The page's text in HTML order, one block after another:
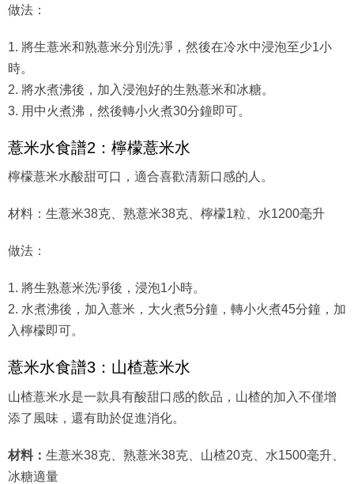
做法：
1. 將生薏米和熟薏米分別洗凈，然後在冷水中浸泡至少1小
時。
2. 將水煮沸後，加入浸泡好的生熟薏米和冰糖。
3. 用中火煮沸，然後轉小火煮30分鐘即可。
薏米水食譜2：檸檬薏米水
檸檬薏米水酸甜可口，適合喜歡清新口感的人。
材料：生薏米38克、熟薏米38克、檸檬1粒、水1200毫升
做法：
1. 將生熟薏米洗凈後，浸泡1小時。
2. 水煮沸後，加入薏米，大火煮5分鐘，轉小火煮45分鐘，加
入檸檬即可。
薏米水食譜3：山楂薏米水
山楂薏米水是一款具有酸甜口感的飲品，山楂的加入不僅增
添了風味，還有助於促進消化。
材料： 生薏米38克、熟薏米38克、山楂20克、水1500毫升、
冰糖適量